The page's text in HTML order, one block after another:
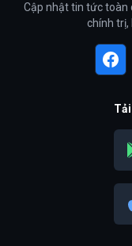
Cập nhật tin tức toàn
chính trị,